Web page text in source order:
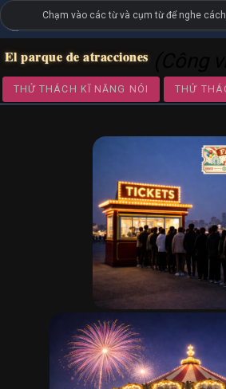
LanguageGuide.org•Từ vựng
El parque de atracciones
THỬ THÁCH KĨ NĂNG NÓI
Chạm vào các từ và cụm từ để nghe